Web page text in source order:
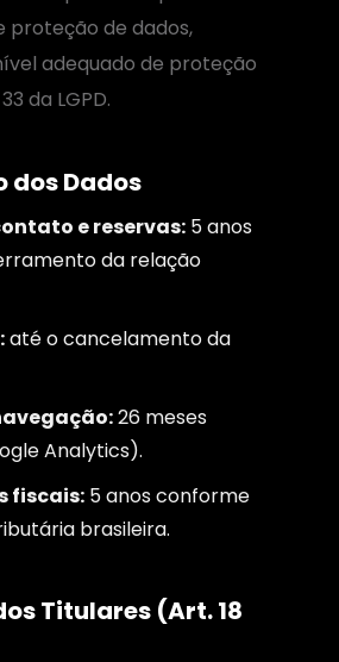
proteção de dados,
adequado de proteção
da LGPD.
dos Dados
e reservas: 5 anos
da relação
até o cancelamento da
26 meses
Analytics).
fiscais: 5 anos conforme
brasileira.
Titulares (Art. 18